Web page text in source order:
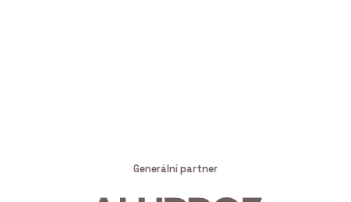
Generální partner